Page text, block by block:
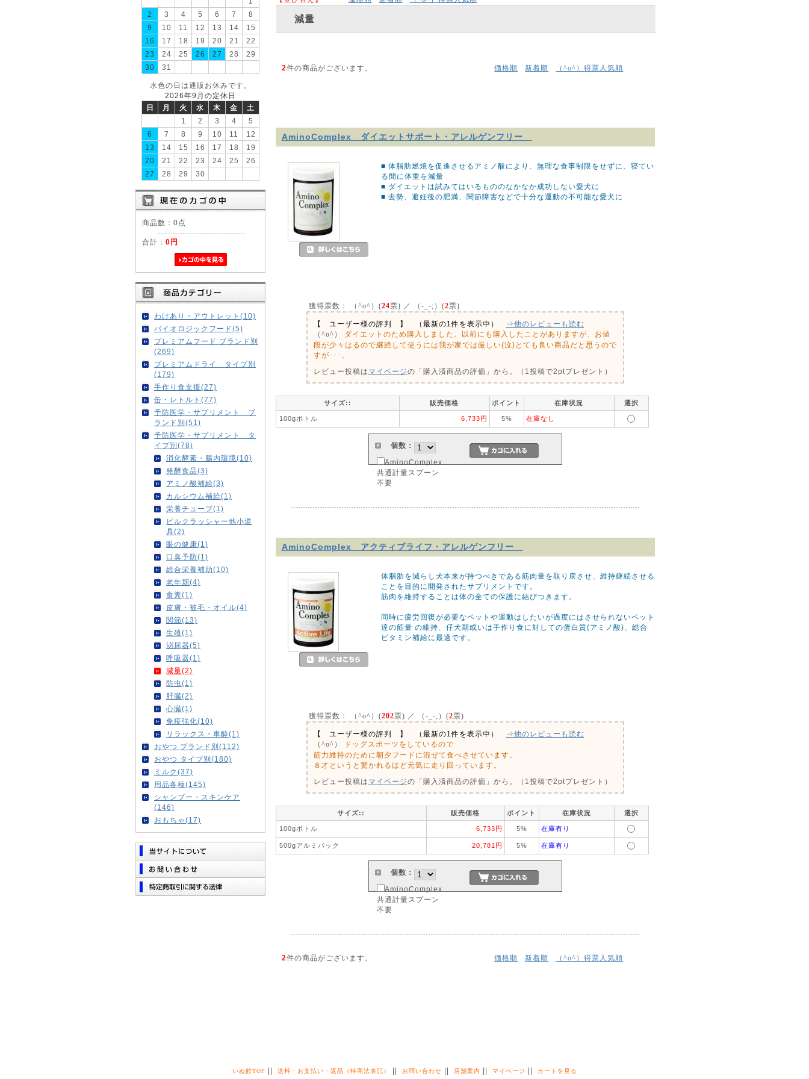
2
3 4 5 6 7
8
9
10 11 12 13 14
15
16
17 18 19 20 21
22
23
24 25 26 27 28
29
30
31
水色の日は通販お休みです。
2026年9月の定休日
日
月 火 水 木 金
土
1
2 3 4
5
6
7 8 9 10 11
12
13
14 15 16 17 18
19
20
21 22 23 24 25
26
27
28 29 30
商品数：0点
合計： 0円
わけあり・アウトレット(10)
バイオロジックフード(5)
プレミアムフード ブランド別
(269)
プレミアムドライ タイプ別
(179)
手作り食支援(27)
缶・レトルト(77)
予防医学・サプリメント ブ
ランド別(51)
予防医学・サプリメント タ
イプ別(78)
消化酵素・腸内環境(10)
発酵食品(3)
アミノ酸補給(3)
カルシウム補給(1)
栄養チューブ(1)
ピルクラッシャー他小道
具(2)
眼の健康(1)
口臭予防(1)
総合栄養補助(10)
老年期(4)
食糞(1)
皮膚・被毛・オイル(4)
関節(13)
生殖(1)
泌尿器(5)
呼吸器(1)
減量(2)
防虫(1)
肝臓(2)
心臓(1)
免疫強化(10)
リラックス・車酔(1)
おやつ ブランド別(112)
おやつ タイプ別(180)
ミルク(37)
用品各種(145)
シャンプー・スキンケア
(146)
おもちゃ(17)
減量
2件の商品がございます。 価格順 新着順 （^o^）得票人気順
AminoComplex ダイエットサポート・アレルゲンフリー
■ 体脂肪燃焼を促進させるアミノ酸により、無理な食事制限をせずに、寝てい
る間に体重を減量
■ ダイエットは試みてはいるもののなかなか成功しない愛犬に
■ 去勢、避妊後の肥満、関節障害などで十分な運動の不可能な愛犬に
獲得票数： （^o^）(24票) ／ （-_-;）(2票)
【 ユーザー様の評判 】 （最新の1件を表示中）
⇒他のレビューも読む
（^o^）
ダイエットのため購入しました。以前にも購入したことがありますが、お値
段が少々はるので継続して使うには我が家では厳しい(泣)とても良い商品だと思うので
すが･･･。
レビュー投稿は マイページの「購入済商品の評価」から。（1投稿で2ptプレゼント）
サイズ:: 販売価格 ポイント 在庫状況 選択
100gボトル 6,733円 5% 在庫なし
個数：
AminoComplex
共通計量スプーン
不要
AminoComplex アクティブライフ・アレルゲンフリー
体脂肪を減らし犬本来が持つべきである筋肉量を取り戻させ、維持継続させる
ことを目的に開発されたサプリメントです。
筋肉を維持することは体の全ての保護に結びつきます。
同時に疲労回復が必要なペットや運動はしたいが過度にはさせられないペット
達の筋量 の維持、仔犬期或いは手作り食に対しての蛋白質(アミノ酸)、総合
ビタミン補給に最適です。
獲得票数： （^o^）(202票) ／ （-_-;）(2票)
【 ユーザー様の評判 】 （最新の1件を表示中）
⇒他のレビューも読む
（^o^）
ドッグスポーツをしているので
筋力維持のために朝夕フードに混ぜて食べさせています。
８才というと驚かれるほど元気に走り回っています。
レビュー投稿は マイページの「購入済商品の評価」から。（1投稿で2ptプレゼント）
サイズ:: 販売価格 ポイント 在庫状況 選択
100gボトル 6,733円 5% 在庫有り
500gアルミパック 20,781円 5% 在庫有り
個数：
AminoComplex
共通計量スプーン
不要
2件の商品がございます。 価格順 新着順 （^o^）得票人気順
いぬ館TOP 送料・お支払い・返品（特商法表記） お問い合わせ 店舗案内 マイページ カートを見る